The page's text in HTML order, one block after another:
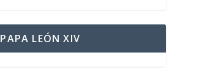
PAPA LEÓN XIV